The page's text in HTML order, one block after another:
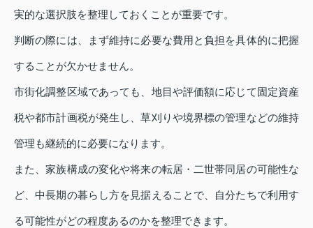
実的な選択肢を整理しておくことが重要です。
判断の際には、まず維持に必要な費用と負担を具体的に把握
することが欠かせません。
市街化調整区域であっても、地目や評価額に応じて固定資産
税や都市計画税が発生し、草刈りや境界標の管理などの維持
管理も継続的に必要になります。
また、家族構成の変化や将来の転居・二世帯同居の可能性な
ど、中長期の暮らし方を見据えることで、自分たちで利用す
る可能性がどの程度あるのかを整理できます。